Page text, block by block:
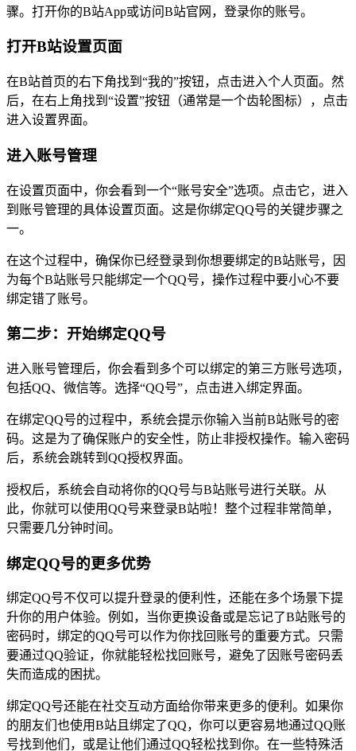
骤。打开你的B站App或访问B站官网，登录你的账号。
打开B站设置页面
在B站首页的右下角找到“我的”按钮，点击进入个人页面。然
后，在右上角找到“设置”按钮（通常是一个齿轮图标），点击
进入设置界面。
进入账号管理
在设置页面中，你会看到一个“账号安全”选项。点击它，进入
到账号管理的具体设置页面。这是你绑定QQ号的关键步骤之
一。
在这个过程中，确保你已经登录到你想要绑定的B站账号，因
为每个B站账号只能绑定一个QQ号，操作过程中要小心不要
绑定错了账号。
第二步：开始绑定QQ号
进入账号管理后，你会看到多个可以绑定的第三方账号选项，
包括QQ、微信等。选择“QQ号”，点击进入绑定界面。
在绑定QQ号的过程中，系统会提示你输入当前B站账号的密
码。这是为了确保账户的安全性，防止非授权操作。输入密码
后，系统会跳转到QQ授权界面。
授权后，系统会自动将你的QQ号与B站账号进行关联。从
此，你就可以使用QQ号来登录B站啦！整个过程非常简单，
只需要几分钟时间。
绑定QQ号的更多优势
绑定QQ号不仅可以提升登录的便利性，还能在多个场景下提
升你的用户体验。例如，当你更换设备或是忘记了B站账号的
密码时，绑定的QQ号可以作为你找回账号的重要方式。只需
要通过QQ验证，你就能轻松找回账号，避免了因账号密码丢
失而造成的困扰。
绑定QQ号还能在社交互动方面给你带来更多的便利。如果你
的朋友们也使用B站且绑定了QQ，你可以更容易地通过QQ账
号找到他们，或是让他们通过QQ轻松找到你。在一些特殊活